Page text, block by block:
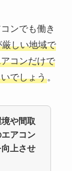
ンでも働き
しい地域で
コンだけで
でしょう。
や間取
アコン
上させ